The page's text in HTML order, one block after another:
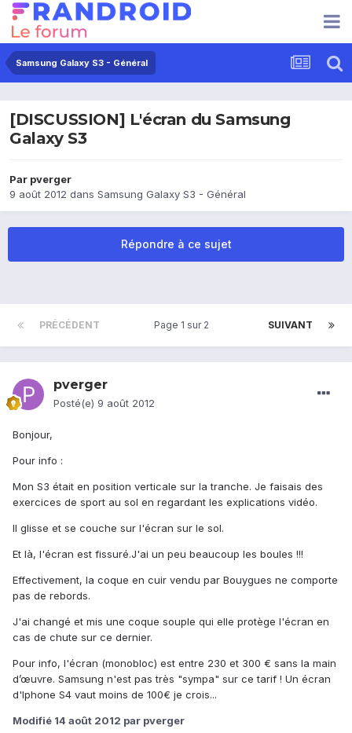
Samsung Galaxy S3 - Général
[DISCUSSION] L'écran du Samsung
Galaxy S3
Par pverger
9 août 2012 dans Samsung Galaxy S3 - Général
Répondre à ce sujet
PRÉCÉDENT SUIVANT
Page 1 sur 2
pverger
Posté(e) 9 août 2012
Bonjour,
Pour info :
Mon S3 était en position verticale sur la tranche. Je faisais des
exercices de sport au sol en regardant les explications vidéo.
Il glisse et se couche sur l'écran sur le sol.
Et là, l'écran est fissuré.J'ai un peu beaucoup les boules !!!
Effectivement, la coque en cuir vendu par Bouygues ne comporte
pas de rebords.
J'ai changé et mis une coque souple qui elle protège l'écran en
cas de chute sur ce dernier.
Pour info, l'écran (monobloc) est entre 230 et 300 € sans la main
d’œuvre. Samsung n'est pas très "sympa" sur ce tarif ! Un écran
d'Iphone S4 vaut moins de 100€ je crois...
Modifié 14 août 2012 par pverger